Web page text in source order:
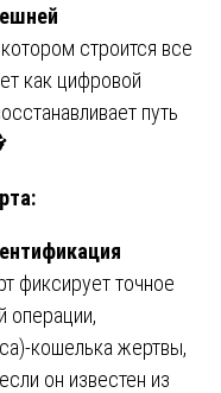
строится все
как цифровой
путь
фиксирует точное
операции,
кошелька жертвы,
он известен из